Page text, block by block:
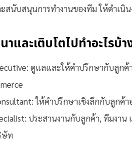
สนับสนุนการทำงานของทีม ให้ดำเนิน
และเติบโตไปทำอะไรบ้า
ดูแลและให้คำปรึกษากับลูก
ให้คำปรึกษาเชิงลึกกับลูกค้
ประสานงานกับลูกค้า, ทีมงา
ษัท